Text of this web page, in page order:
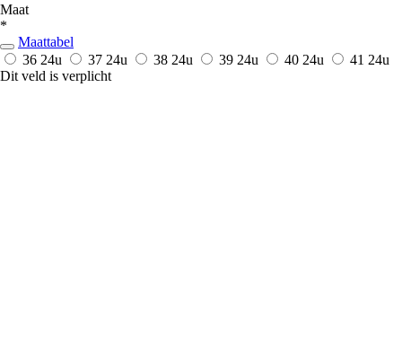
Maat
*
Maattabel
36 24u 37 24u 38 24u 39 24u 40 24u 41 24u
Dit veld is verplicht